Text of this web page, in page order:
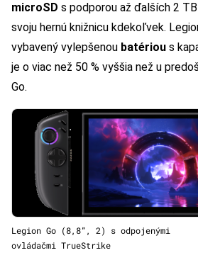
microSD s podporou až ďalších 2
svoju hernú knižnicu kdekoľvek.
vybavený vylepšenou batériou s
je o viac než 50 % vyššia než u
Go.
Legion Go (8,8”, 2) s odpojenými
ovládačmi TrueStrike